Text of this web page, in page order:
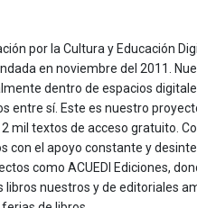
por la Cultura y Educación
en noviembre del 2011.
dentro de espacios
entre sí. Este es nuestro
mil textos de acceso gratuito.
con el apoyo constante y
como ACUEDI Ediciones,
libros nuestros y de editoriales